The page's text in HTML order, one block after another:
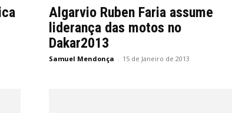
Algarvio Ruben Faria assume
liderança das motos no
Dakar2013
Samuel Mendonça - 15 de Janeiro de 2013